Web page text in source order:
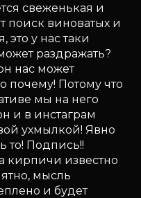
свеженькая и
поиск виноватых и
у нас таки
раздражать?
нас может
почему! Потому что
мы на него
и в инстаграм
ухмылкой! Явно
то! Подпись!!
кирпичи известно
мысль
и будет